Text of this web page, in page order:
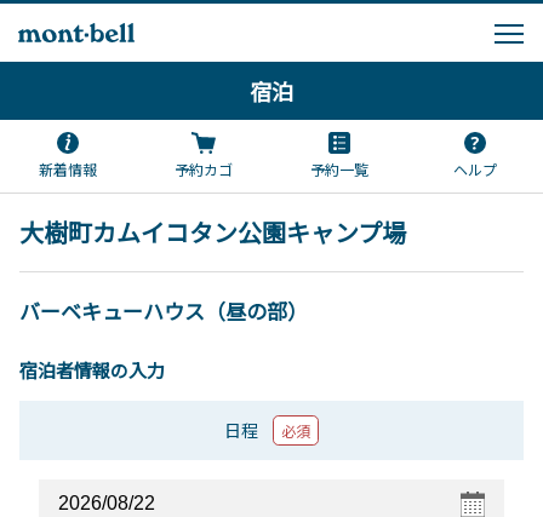
宿泊
新着情報 予約カゴ 予約一覧 ヘルプ
大樹町カムイコタン公園キャンプ場
バーベキューハウス（昼の部）
宿泊者情報の入力
日程 必須